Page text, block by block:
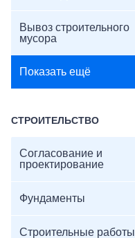
Вывоз строительного
мусора
Показать ещё
СТРОИТЕЛЬСТВО
Согласование и
проектирование
Фундаменты
Строительные работы